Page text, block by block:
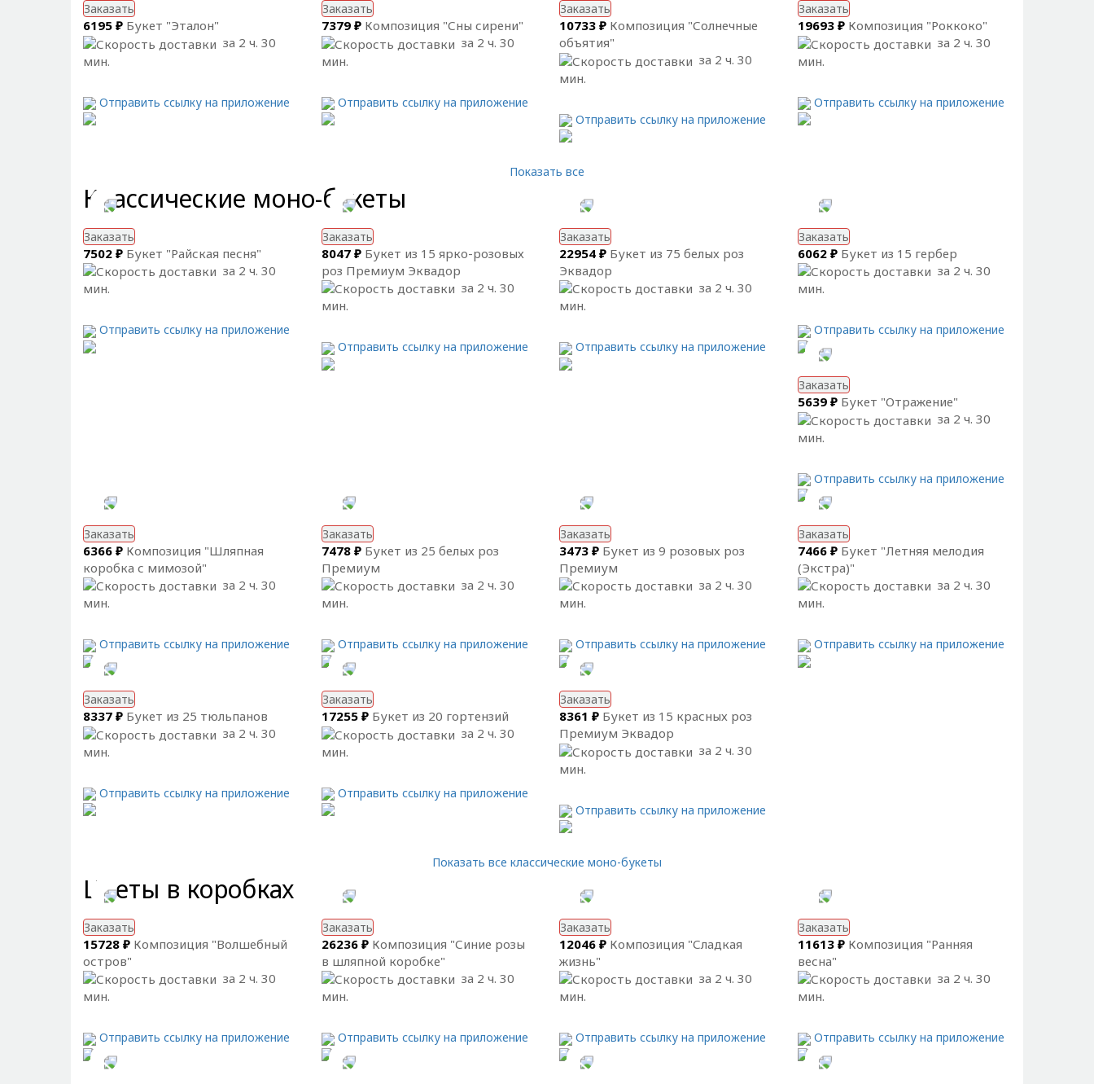
Заказать
6195 ₽ Букет "Эталон"
за 2 ч. 30
мин.
Отправить ссылку на приложение
Заказать
7379 ₽ Композиция "Сны сирени"
за 2 ч. 30
мин.
Отправить ссылку на приложение
Заказать
10733 ₽ Композиция "Солнечные
объятия"
за 2 ч. 30
мин.
Отправить ссылку на приложение
Заказать
19693 ₽ Композиция "Роккоко"
за 2 ч. 30
мин.
Отправить ссылку на приложение
Показать все
Классические моно-букеты
Заказать
7502 ₽ Букет "Райская песня"
за 2 ч. 30
мин.
Отправить ссылку на приложение
Заказать
8047 ₽ Букет из 15 ярко-розовых
роз Премиум Эквадор
за 2 ч. 30
мин.
Отправить ссылку на приложение
Заказать
22954 ₽ Букет из 75 белых роз
Эквадор
за 2 ч. 30
мин.
Отправить ссылку на приложение
Заказать
6062 ₽ Букет из 15 гербер
за 2 ч. 30
мин.
Отправить ссылку на приложение
Заказать
5639 ₽ Букет "Отражение"
за 2 ч. 30
мин.
Отправить ссылку на приложение
Заказать
6366 ₽ Композиция "Шляпная
коробка с мимозой"
за 2 ч. 30
мин.
Отправить ссылку на приложение
Заказать
7478 ₽ Букет из 25 белых роз
Премиум
за 2 ч. 30
мин.
Отправить ссылку на приложение
Заказать
3473 ₽ Букет из 9 розовых роз
Премиум
за 2 ч. 30
мин.
Отправить ссылку на приложение
Заказать
7466 ₽ Букет "Летняя мелодия
(Экстра)"
за 2 ч. 30
мин.
Отправить ссылку на приложение
Заказать
8337 ₽ Букет из 25 тюльпанов
за 2 ч. 30
мин.
Отправить ссылку на приложение
Заказать
17255 ₽ Букет из 20 гортензий
за 2 ч. 30
мин.
Отправить ссылку на приложение
Заказать
8361 ₽ Букет из 15 красных роз
Премиум Эквадор
за 2 ч. 30
мин.
Отправить ссылку на приложение
Показать все классические моно-букеты
Цветы в коробках
Заказать
15728 ₽ Композиция "Волшебный
остров"
за 2 ч. 30
мин.
Отправить ссылку на приложение
Заказать
26236 ₽ Композиция "Синие розы
в шляпной коробке"
за 2 ч. 30
мин.
Отправить ссылку на приложение
Заказать
12046 ₽ Композиция "Сладкая
жизнь"
за 2 ч. 30
мин.
Отправить ссылку на приложение
Заказать
11613 ₽ Композиция "Ранняя
весна"
за 2 ч. 30
мин.
Отправить ссылку на приложение